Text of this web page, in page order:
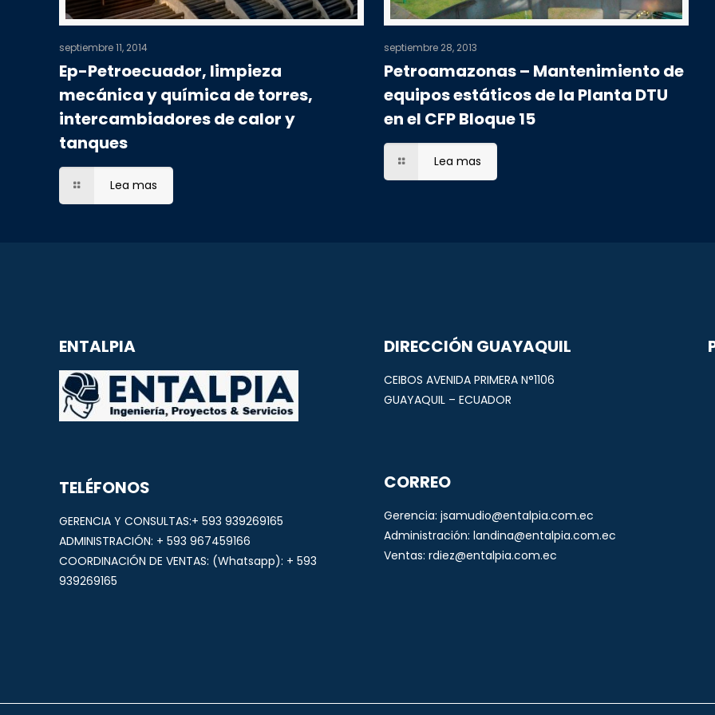
septiembre 11, 2014
Ep-Petroecuador, limpieza
mecánica y química de torres,
intercambiadores de calor y
tanques
Lea mas
septiembre 28, 2013
Petroamazonas – Mantenimiento de
equipos estáticos de la Planta DTU
en el CFP Bloque 15
Lea mas
ENTALPIA
TELÉFONOS
GERENCIA Y CONSULTAS:+ 593 939269165
ADMINISTRACIÓN: + 593 967459166
COORDINACIÓN DE VENTAS: (Whatsapp): + 593
939269165
DIRECCIÓN GUAYAQUIL
CEIBOS AVENIDA PRIMERA N°1106
GUAYAQUIL – ECUADOR
CORREO
Gerencia: jsamudio@entalpia.com.ec
Administración: landina@entalpia.com.ec
Ventas: rdiez@entalpia.com.ec